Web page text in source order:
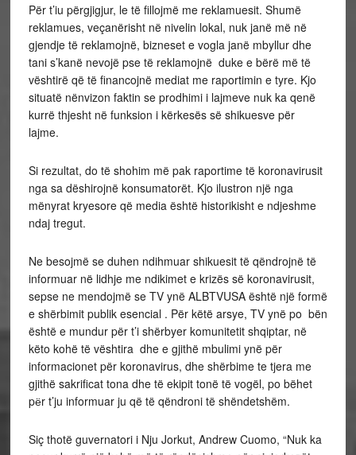
Për t’iu përgjigjur, le të fillojmë me reklamuesit. Shumë
reklamues, veçanërisht në nivelin lokal, nuk janë më në
gjendje të reklamojnë, bizneset e vogla janë mbyllur dhe
tani s’kanë nevojë pse të reklamojnë duke e bërë më të
vështirë që të financojnë mediat me raportimin e tyre. Kjo
situatë nënvizon faktin se prodhimi i lajmeve nuk ka qenë
kurrë thjesht në funksion i kërkesës së shikuesve për
lajme.
Si rezultat, do të shohim më pak raportime të koronavirusit
nga sa dëshirojnë konsumatorët. Kjo ilustron një nga
mënyrat kryesore që media është historikisht e ndjeshme
ndaj tregut.
Ne besojmë se duhen ndihmuar shikuesit të qëndrojnë të
informuar në lidhje me ndikimet e krizës së koronavirusit,
sepse ne mendojmë se TV ynë ALBTVUSA është një formë
e shërbimit publik esencial . Për këtë arsye, TV ynë po bën
është e mundur për t’i shërbyer komunitetit shqiptar, në
këto kohë të vështira dhe e gjithë mbulimi ynë për
informacionet për koronavirus, dhe shërbime te tjera me
gjithë sakrificat tona dhe të ekipit tonë të vogël, po bëhet
pёr t’ju informuar ju që të qëndroni të shëndetshëm.
Siç thotë guvernatori i Nju Jorkut, Andrew Cuomo, “Nuk ka